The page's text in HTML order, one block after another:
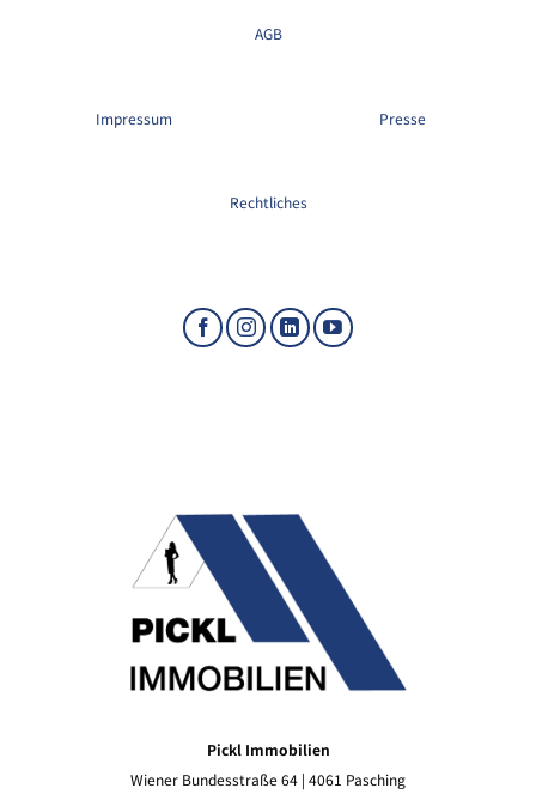
AGB
Impressum Presse
Rechtliches
Pickl Immobilien
Wiener Bundesstraße 64 | 4061 Pasching